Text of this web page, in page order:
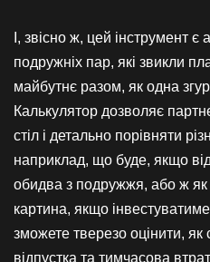
І, звісно ж, цей інструмент
подружніх пар, які звикли
майбутнє разом, як одна
Калькулятор дозволяє
стіл і детально порівняти
наприклад, що буде, якщо
обидва з подружжя, або ж як
картина, якщо
зможете тверезо оцінити,
відпустка та тимчасова